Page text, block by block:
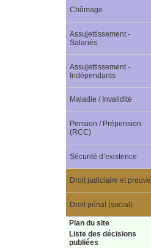
Chômage
Assujettissement -
Salariés
Assujettissement -
Indépendants
Maladie / Invalidité
Pension / Prépension
(RCC)
Sécurité d’existence
Droit judiciaire et preuve
Droit pénal (social)
Plan du site
Liste des décisions
publiées